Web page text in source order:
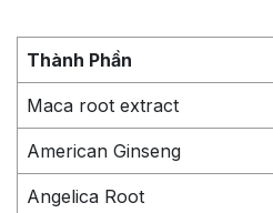
Thành Phần
Maca root extract
American Ginseng
Angelica Root